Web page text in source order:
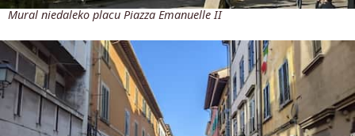
Mural niedaleko placu Piazza Emanuelle II